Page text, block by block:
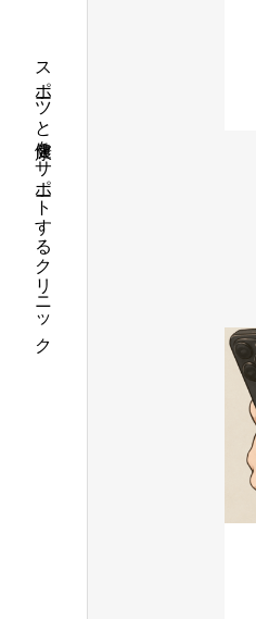
スポーツと健康をサポートするクリニック